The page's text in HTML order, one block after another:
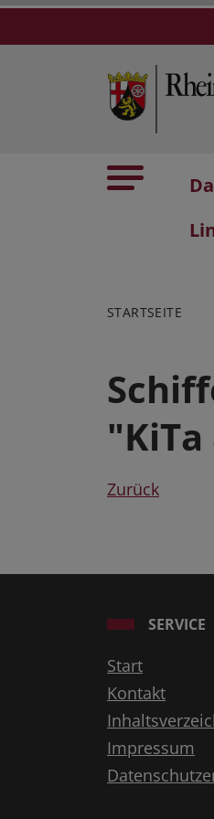
STARTSEITE
Zurück
SERVICE
Start
Kontakt
Impressum